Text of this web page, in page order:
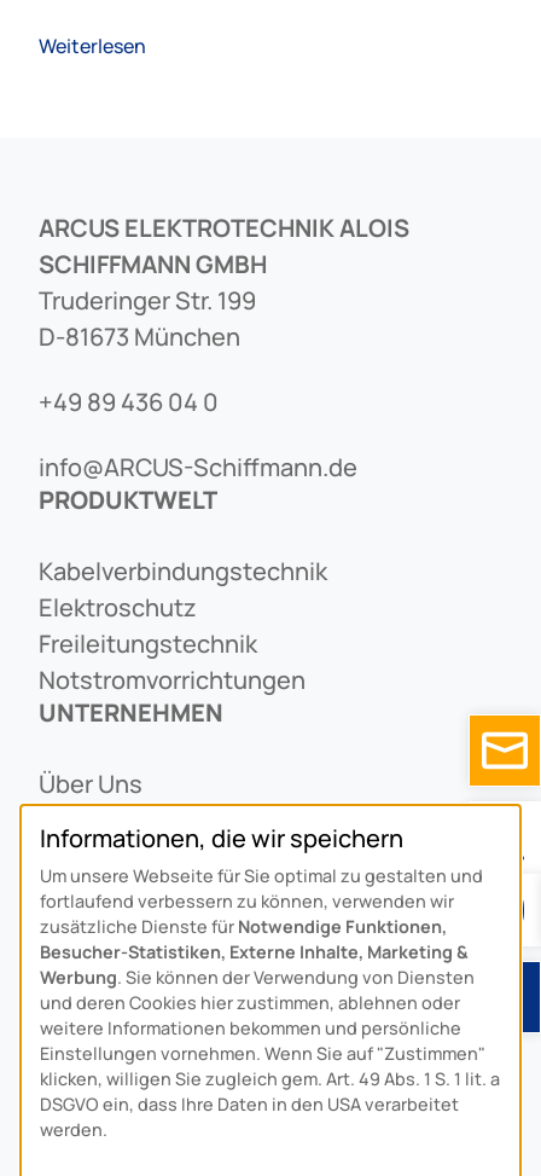
Weiterlesen
ARCUS ELEKTROTECHNIK ALOIS
SCHIFFMANN GMBH
Truderinger Str. 199
D-81673 München
+49 89 436 04 0
info@ARCUS-Schiffmann.de
PRODUKTWELT
Kabelverbindungstechnik
Elektroschutz
Freileitungstechnik
Notstromvorrichtungen
UNTERNEHMEN
Über Uns
Alois Schiffmann Stiftung
Allgemeine Lieferbedingungen
Arcus Niederlande: Bedrijfsgegevens
KONTAKT
Anfahrt
Kontaktformular
Kundenservice
Download-Center
Informationen, die wir speichern
Um unsere Webseite für Sie optimal zu gestalten und
fortlaufend verbessern zu können, verwenden wir
zusätzliche Dienste für Notwendige Funktionen,
Besucher-Statistiken, Externe Inhalte, Marketing &
Werbung. Sie können der Verwendung von Diensten
und deren Cookies hier zustimmen, ablehnen oder
weitere Informationen bekommen und persönliche
Einstellungen vornehmen. Wenn Sie auf "Zustimmen"
klicken, willigen Sie zugleich gem. Art. 49 Abs. 1 S. 1 lit. a
DSGVO ein, dass Ihre Daten in den USA verarbeitet
werden.